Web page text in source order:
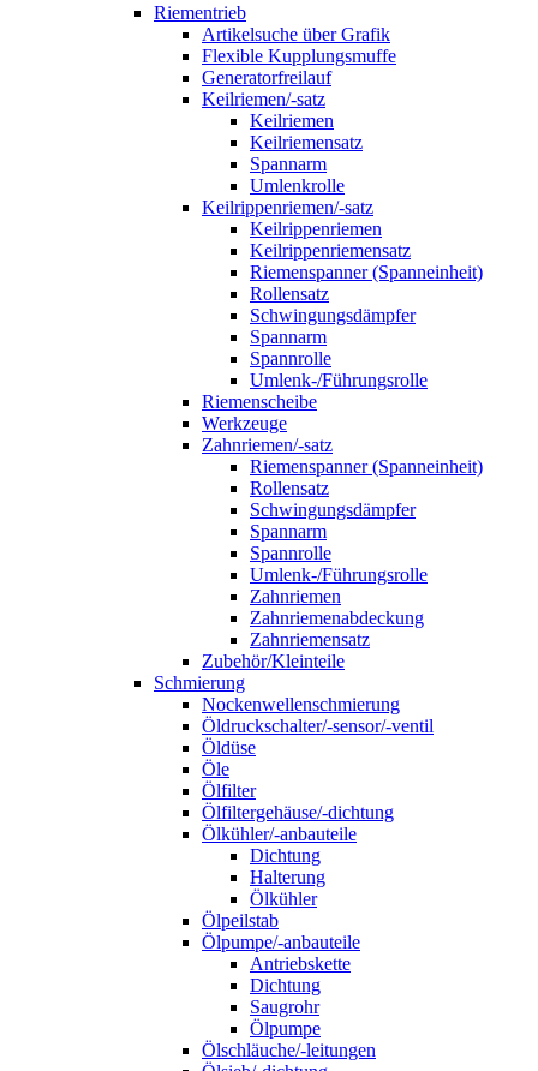
Riementrieb
Artikelsuche über Grafik
Flexible Kupplungsmuffe
Generatorfreilauf
Keilriemen/-satz
Keilriemen
Keilriemensatz
Spannarm
Umlenkrolle
Keilrippenriemen/-satz
Keilrippenriemen
Keilrippenriemensatz
Riemenspanner (Spanneinheit)
Rollensatz
Schwingungsdämpfer
Spannarm
Spannrolle
Umlenk-/Führungsrolle
Riemenscheibe
Werkzeuge
Zahnriemen/-satz
Riemenspanner (Spanneinheit)
Rollensatz
Schwingungsdämpfer
Spannarm
Spannrolle
Umlenk-/Führungsrolle
Zahnriemen
Zahnriemenabdeckung
Zahnriemensatz
Zubehör/Kleinteile
Schmierung
Nockenwellenschmierung
Öldruckschalter/-sensor/-ventil
Öldüse
Öle
Ölfilter
Ölfiltergehäuse/-dichtung
Ölkühler/-anbauteile
Dichtung
Halterung
Ölkühler
Ölpeilstab
Ölpumpe/-anbauteile
Antriebskette
Dichtung
Saugrohr
Ölpumpe
Ölschläuche/-leitungen